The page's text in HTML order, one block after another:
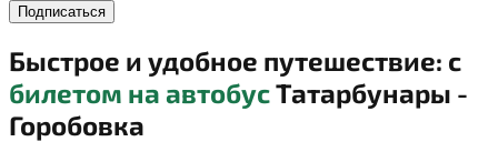
Подписаться
Быстрое и удобное путешествие: с
билетом на автобусТатарбунары -
Горобовка